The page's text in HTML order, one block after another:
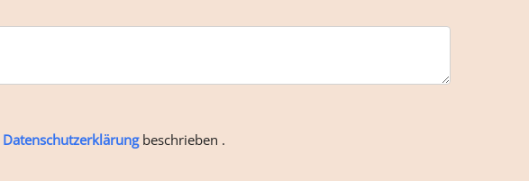
Datenschutzerklärungbeschrieben .